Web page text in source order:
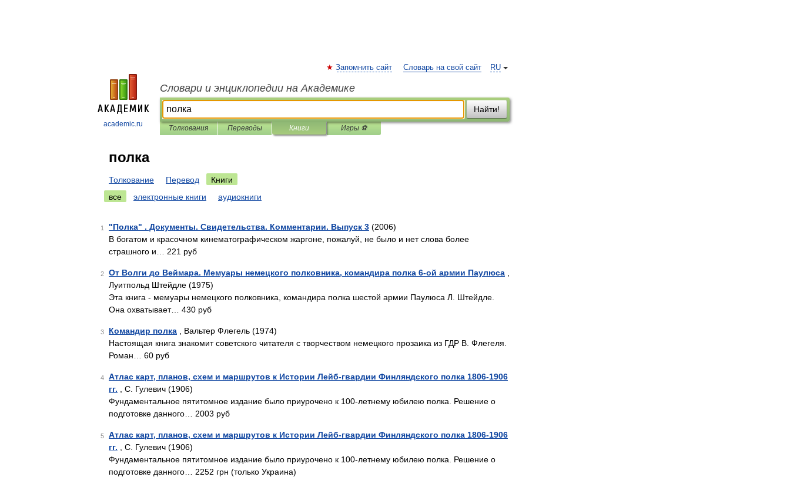
academic.ru
RU
Запомнить сайт Словарь на свой сайт
Словари и энциклопедии на Академике
Найти!
Толкования Переводы Книги Игры ⚽
полка
Толкование Перевод
Книги
все
электронные книги аудиокниги
1 "Полка" . Документы. Свидетельства. Комментарии. Выпуск 3 (2006)
В богатом и красочном кинематографическом жаргоне, пожалуй, не было и нет слова более
страшного и… 221 руб
2 От Волги до Веймара. Мемуары немецкого полковника, командира полка 6-ой армии Паулюса
Луитпольд Штейдле (1975)
Эта книга - мемуары немецкого полковника, командира полка шестой армии Паулюса Л. Штейдле.
Она охватывает… 430 руб
3 Командир полка , Вальтер Флегель (1974)
Настоящая книга знакомит советского читателя с творчеством немецкого прозаика из ГДР В. Флегеля.
Роман… 60 руб
4
Атлас карт, планов, схем и маршрутов к Истории Лейб-гвардии Финляндского полка 1806-1906
гг. , С. Гулевич (1906)
Фундаментальное пятитомное издание было приурочено к 100-летнему юбилею полка. Решение о
подготовке данного… 2003 руб
5
Атлас карт, планов, схем и маршрутов к Истории Лейб-гвардии Финляндского полка 1806-1906
гг. , С. Гулевич (1906)
Фундаментальное пятитомное издание было приурочено к 100-летнему юбилею полка. Решение о
подготовке данного… 2252 грн (только Украина)